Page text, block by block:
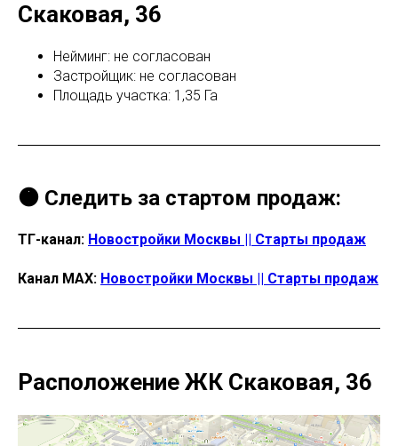
Скаковая, 36
Нейминг: не согласован
Застройщик: не согласован
Площадь участка: 1,35 Га
🟠 Следить за стартом продаж:
ТГ-канал: Новостройки Москвы || Старты продаж
Канал МАХ: Новостройки Москвы || Старты продаж
Расположение ЖК Скаковая, 36